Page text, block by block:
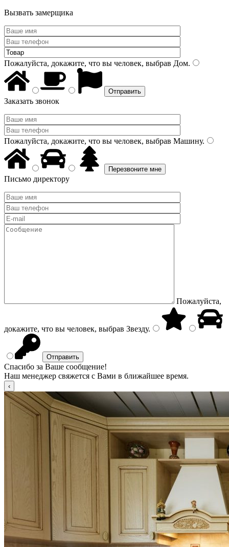
Вызвать замерщика
Пожалуйста, докажите, что вы человек, выбрав Дом.
Заказать звонок
Пожалуйста, докажите, что вы человек, выбрав Машину.
Письмо директору
Пожалуйста,
докажите, что вы человек, выбрав Звезду.
Спасибо за Ваше сообщение!
Наш менеджер свяжется с Вами в ближайшее время.